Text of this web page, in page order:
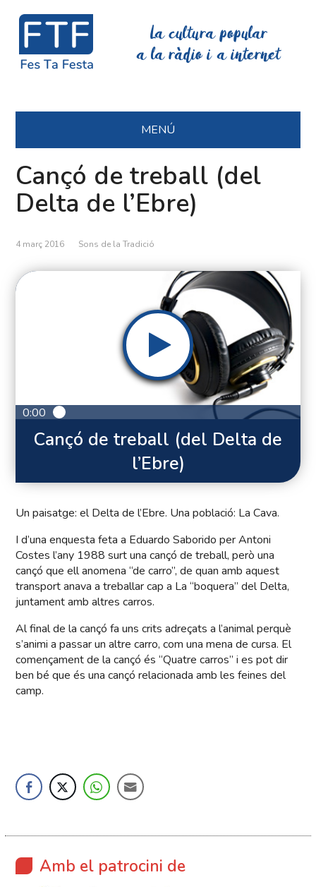
La cultura popular
a la ràdio i a internet
MENÚ
Cançó de treball (del
Delta de l’Ebre)
4 març 2016 Sons de la Tradició
0:00
Cançó de treball (del Delta de
l’Ebre)
Un paisatge: el Delta de l’Ebre. Una població: La Cava.
I d’una enquesta feta a Eduardo Saborido per Antoni
Costes l’any 1988 surt una cançó de treball, però una
cançó que ell anomena “de carro”, de quan amb aquest
transport anava a treballar cap a La “boquera” del Delta,
juntament amb altres carros.
Al final de la cançó fa uns crits adreçats a l’animal perquè
s’animi a passar un altre carro, com una mena de cursa. El
començament de la cançó és “Quatre carros” i es pot dir
ben bé que és una cançó relacionada amb les feines del
camp.
Amb el patrocini de